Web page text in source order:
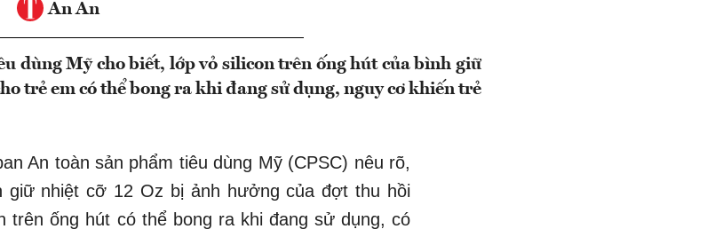
An An
dùng Mỹ cho biết, lớp vỏ silicon trên ống hút của bình giữ
trẻ em có thể bong ra khi đang sử dụng, nguy cơ khiến trẻ
An toàn sản phẩm tiêu dùng Mỹ (CPSC) nêu rõ,
giữ nhiệt cỡ 12 Oz bị ảnh hưởng của đợt thu hồi
trên ống hút có thể bong ra khi đang sử dụng, có